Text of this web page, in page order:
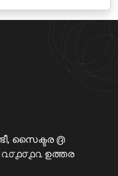
സൈക്ടര ൫
ഉത്തര